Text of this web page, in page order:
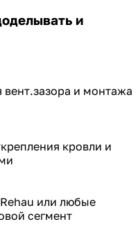
и
вент.зазора и монтажа
кровли и
или любые
сегмент